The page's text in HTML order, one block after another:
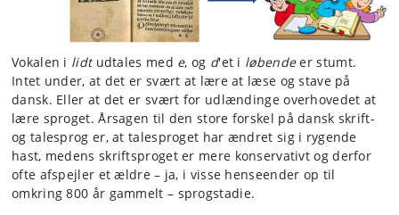
Vokalen i lidtudtales med e, og d'et i løbendeer stumt.
Intet under, at det er svært at lære at læse og stave på
dansk. Eller at det er svært for udlændinge overhovedet at
lære sproget. Årsagen til den store forskel på dansk skrift-
og talesprog er, at talesproget har ændret sig i rygende
hast, medens skriftsproget er mere konservativt og derfor
ofte afspejler et ældre – ja, i visse henseender op til
omkring 800 år gammelt – sprogstadie.